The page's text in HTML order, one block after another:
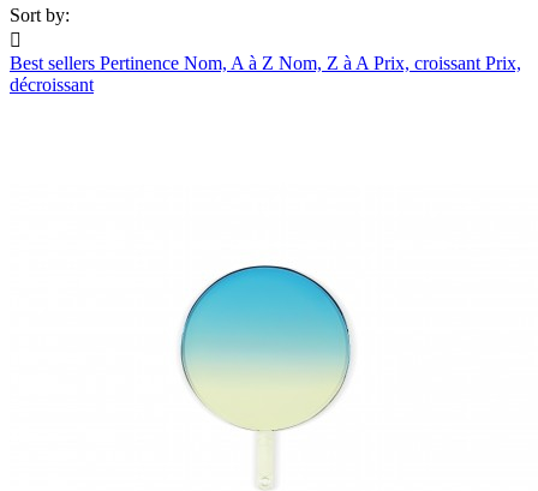
Sort by:

Best sellers Pertinence Nom, A à Z Nom, Z à A Prix, croissant Prix,
décroissant